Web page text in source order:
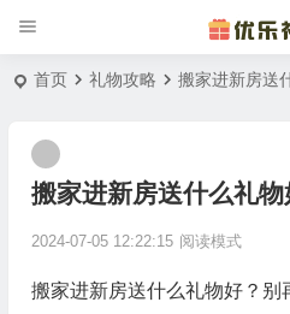
首页 礼物攻略 搬家进新房送
搬家进新房送什么礼物
2024-07-05 12:22:15 阅读模式
搬家进新房送什么礼物好？别